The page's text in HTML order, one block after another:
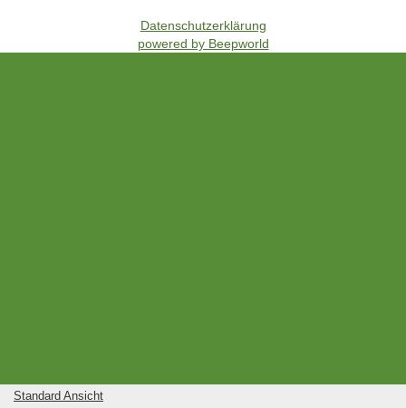
Datenschutzerklärung
powered by Beepworld
Standard Ansicht